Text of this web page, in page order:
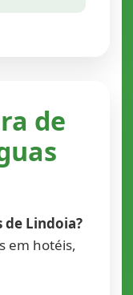
de
de Lindoia?
em hotéis,